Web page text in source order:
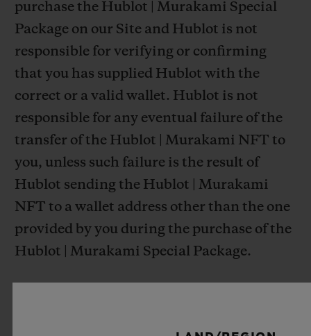
purchase the Hublot | Murakami Special
Package on our Site and Hublot is not
responsible for verifying or confirming
that you has supplied Hublot with the
correct or a valid wallet. Hublot is not
responsible for any eventual failure of the
transfer of the Hublot | Murakami NFT to
you, unless such failure is the result of
Hublot sending the Hublot | Murakami
NFT to a wallet address other than the one
provided by you during the purchase of the
Hublot | Murakami Special Package.